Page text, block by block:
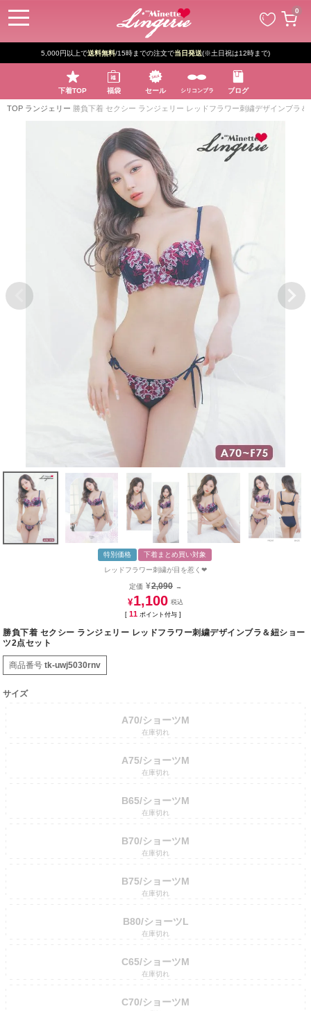
0
新規登録で最大2500円OFF!
下着TOP 福袋 セール シリコンブラ ブログ
TOP ランジェリー 勝負下着 セクシー ランジェリー レッドフラワー刺繍デザインブラ
特別価格
下着まとめ買い対象
レッドフラワー刺繍が目を惹く❤︎
定価 ¥2,090 →
¥1,100
[ 11 ポイント付与 ]
勝負下着 セクシー ランジェリー レッドフラワー刺繍デザインブラ＆紐ショー
ツ2点セット
商品番号 tk-uwj5030rnv
サイズ
A70/ショーツM
在庫切れ
A75/ショーツM
在庫切れ
B65/ショーツM
在庫切れ
B70/ショーツM
在庫切れ
B75/ショーツM
在庫切れ
B80/ショーツL
在庫切れ
C65/ショーツM
在庫切れ
C70/ショーツM
ペー
ジト